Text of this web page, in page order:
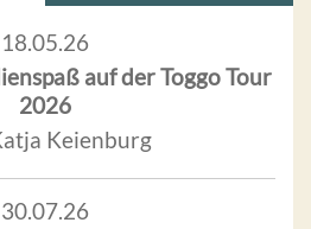
18.05.26
auf der Toggo Tour
2026
Keienburg
30.07.26